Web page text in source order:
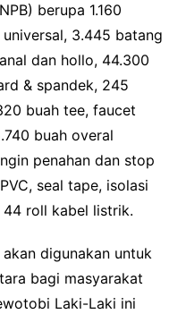
berupa 1.160
3.445 batang
dan hollo, 44.300
& spandek, 245
buah tee, faucet
buah overal
penahan dan stop
seal tape, isolasi
roll kabel listrik.
digunakan untuk
bagi masyarakat
Laki-Laki ini